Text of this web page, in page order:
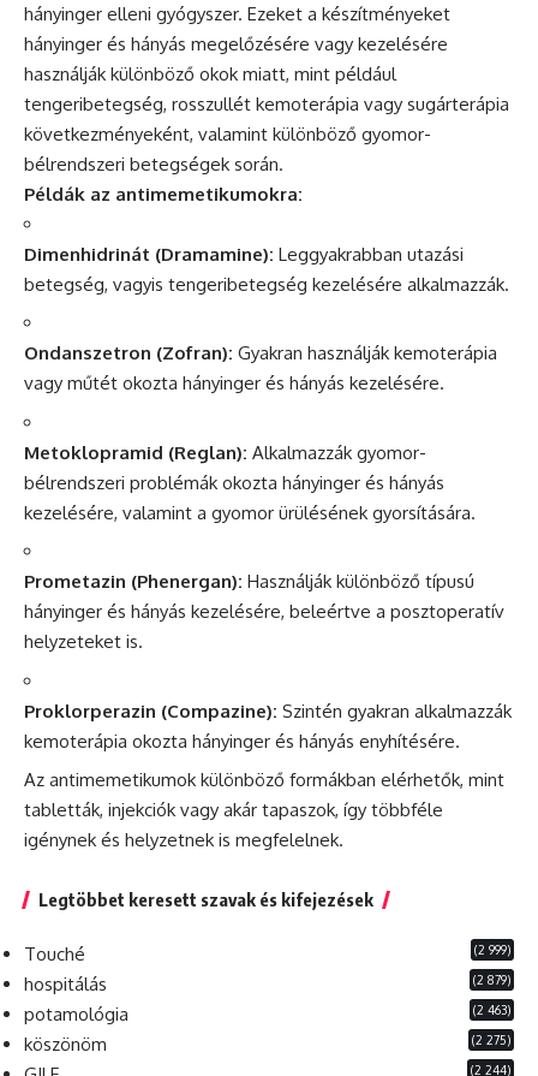
hányinger elleni gyógyszer. Ezeket a készítményeket
hányinger és hányás megelőzésére vagy kezelésére
használják különböző okok miatt, mint például
tengeribetegség, rosszullét kemoterápia vagy sugárterápia
következményeként, valamint különböző gyomor-
bélrendszeri betegségek során.
Példák az antimemetikumokra:
Dimenhidrinát (Dramamine): Leggyakrabban utazási
betegség, vagyis tengeribetegség kezelésére alkalmazzák.
Ondanszetron (Zofran): Gyakran használják kemoterápia
vagy műtét okozta hányinger és hányás kezelésére.
Metoklopramid (Reglan): Alkalmazzák gyomor-
bélrendszeri problémák okozta hányinger és hányás
kezelésére, valamint a gyomor ürülésének gyorsítására.
Prometazin (Phenergan): Használják különböző típusú
hányinger és hányás kezelésére, beleértve a posztoperatív
helyzeteket is.
Proklorperazin (Compazine): Szintén gyakran alkalmazzák
kemoterápia okozta hányinger és hányás enyhítésére.
Az antimemetikumok különböző formákban elérhetők, mint
tabletták, injekciók vagy akár tapaszok, így többféle
igénynek és helyzetnek is megfelelnek.
Legtöbbet keresett szavak és kifejezések
Touché (2 999)
hospitálás (2 879)
potamológia (2 463)
köszönöm (2 275)
(2 244)